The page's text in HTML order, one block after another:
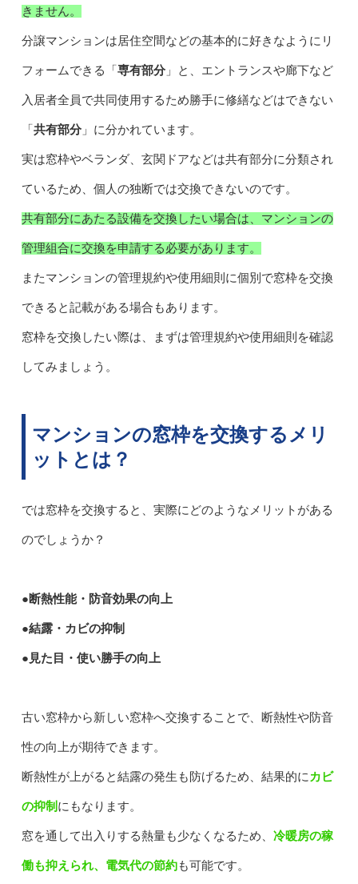
きません。
分譲マンションは居住空間などの基本的に好きなようにリ
フォームできる「専有部分」と、エントランスや廊下など
入居者全員で共同使用するため勝手に修繕などはできない
「共有部分」に分かれています。
実は窓枠やベランダ、玄関ドアなどは共有部分に分類され
ているため、個人の独断では交換できないのです。
共有部分にあたる設備を交換したい場合は、マンションの
管理組合に交換を申請する必要があります。
またマンションの管理規約や使用細則に個別で窓枠を交換
できると記載がある場合もあります。
窓枠を交換したい際は、まずは管理規約や使用細則を確認
してみましょう。
マンションの窓枠を交換するメリ
ットとは？
では窓枠を交換すると、実際にどのようなメリットがある
のでしょうか？
●断熱性能・防音効果の向上
●結露・カビの抑制
●見た目・使い勝手の向上
古い窓枠から新しい窓枠へ交換することで、断熱性や防音
性の向上が期待できます。
断熱性が上がると結露の発生も防げるため、結果的に カビ
の抑制 にもなります。
窓を通して出入りする熱量も少なくなるため、 冷暖房の稼
働も抑えられ、電気代の節約も可能です。